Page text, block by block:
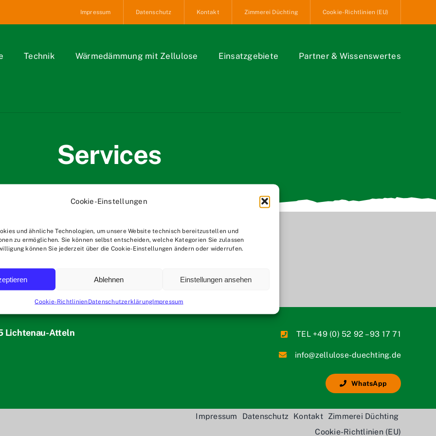
Cookie-Einstellungen
und ähnliche Technologien, um unsere Website technisch bereitzustellen und
zu ermöglichen. Sie können selbst entscheiden, welche Kategorien Sie zulassen
können Sie jederzeit über die Cookie-Einstellungen ändern oder widerrufen.
Ablehnen Einstellungen ansehen
Cookie-RichtlinienDatenschutzerklärungImpressum
Impressum Datenschutz Kontakt Zimmerei Düchting Cookie-Richtlinien (EU)
Technik Wärmedämmung mit Zellulose Einsatzgebiete Partner & Wissenswertes
Services
Lichtenau-Atteln TEL +49 (0) 52 92 – 93 17 71
info@zellulose-duechting.de
WhatsApp
Impressum Datenschutz Kontakt Zimmerei Düchting
Cookie-Richtlinien (EU)